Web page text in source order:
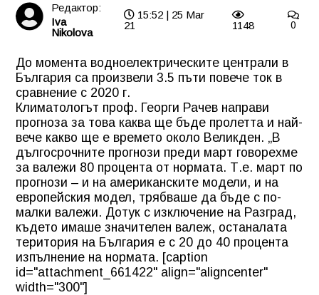
Редактор:
Iva
Nikolova
15:52 | 25 Mar
21
1148 0
До момента водноелектрическите централи в
България са произвели 3.5 пъти повече ток в
сравнение с 2020 г.
Климатологът проф. Георги Рачев направи
прогноза за това каква ще бъде пролетта и най-
вече какво ще е времето около Великден. „В
дългосрочните прогнози преди март говорехме
за валежи 80 процента от нормата. Т.е. март по
прогнози – и на американските модели, и на
европейския модел, трябваше да бъде с по-
малки валежи. Дотук с изключение на Разград,
където имаше значителен валеж, останалата
територия на България е с 20 до 40 процента
изпълнение на нормата. [caption
id="attachment_661422" align="aligncenter"
width="300"]